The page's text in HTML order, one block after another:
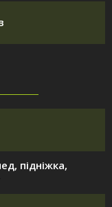
підніжка,